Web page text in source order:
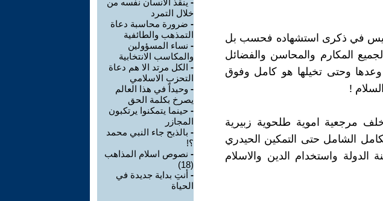
ليس في ذكرى استشهاده فحسب بل
المكارم والمحاسن والفضائل
وحتى تخيلها هو كامل وفوق
!
مرجعية اموية طلحوية زبيرية
الشامل حتى التمكين الحيدري
الدولة واستخدام الدين والاسلام
- ينقذ الانسان نفسه من
خلال التمرد
- ضرورة محاسبة دعاة
التمذهب والطائفية
- نساء المسؤولين
والمكاسب الانتخابية
- الكل مرتد الا هم دعاة
التحزب الاسلامي
- وحيداً في هذا العالم
يصرخ بكلمة الحق
- حينما يتمكنوا يرتكبون
المجازر
- بالذبح جاء النبي محمد
؟!
- نصوص اسلام المذاهب
(18)
- أنتِ بداية جديدة في
الحياة